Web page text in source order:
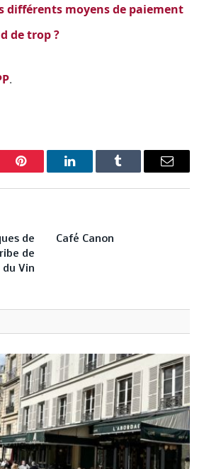
différents moyens de paiement
de trop ?
.
Pinterest LinkedInTumblr Email
de
de
Vin
Café Canon